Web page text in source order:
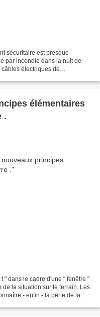
sécuritaire est presque
par incendie dans la nuit de
électriques de
élémentaires
.
" dans le cadre d'une " fenêtre "
la situation sur le terrain. Les
- enfin - la perte de la